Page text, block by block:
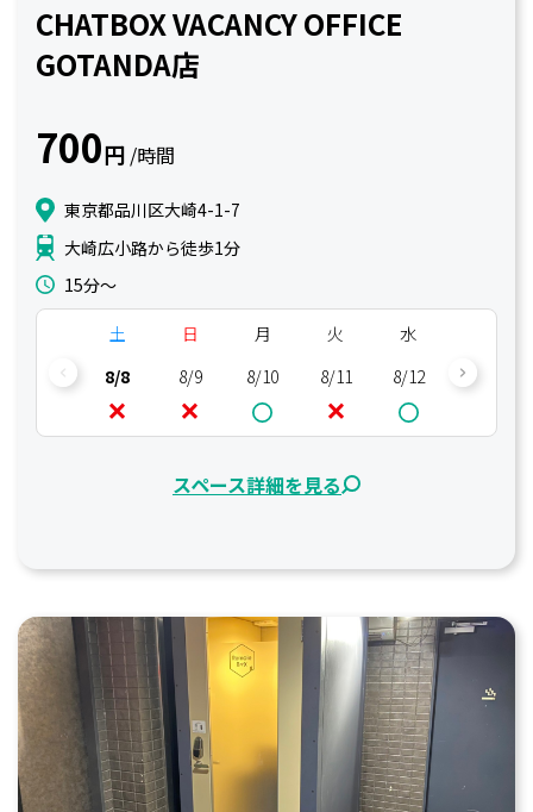
CHATBOX VACANCY OFFICE
GOTANDA店
700円 /時間
東京都品川区大崎4-1-7
大崎広小路から徒歩1分
15分〜
土
8/8
日
8/9
月
8/10
火
8/11
水
8/12
8/13
スペース詳細を見る